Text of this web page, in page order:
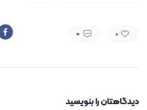
0
0
دیدگاهتان را بنویسید